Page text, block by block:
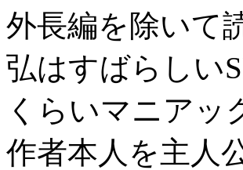
外長編を除いて
弘はすばらしい
くらいマニアッ
作者本人を主人